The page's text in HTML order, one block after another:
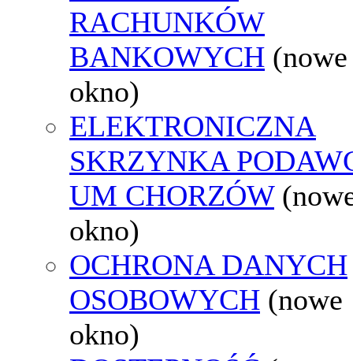
RACHUNKÓW
BANKOWYCH (nowe
okno)
ELEKTRONICZNA
SKRZYNKA
UM CHORZÓW
okno)
OCHRONA DANYCH
OSOBOWYCH (nowe
okno)